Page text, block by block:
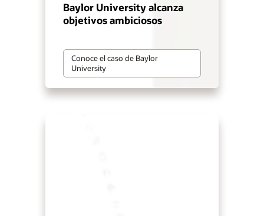
Baylor University alcanza
objetivos ambiciosos
Conoce el caso de Baylor
University